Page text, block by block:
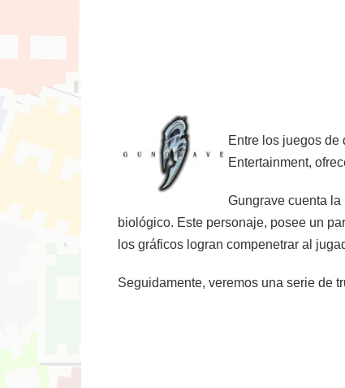
Entre los juegos de
Entertainment,
Gungrave cuenta
biológico. Este personaje, posee un
los gráficos logran compenetrar al
Seguidamente, veremos una serie de